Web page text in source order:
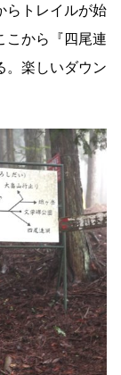
らトレイルが始
こから『四尾連
。楽しいダウン